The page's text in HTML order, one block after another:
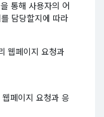
통해 사용자의 어
담당할지에 따라
웹페이지 요청과
페이지 요청과 응